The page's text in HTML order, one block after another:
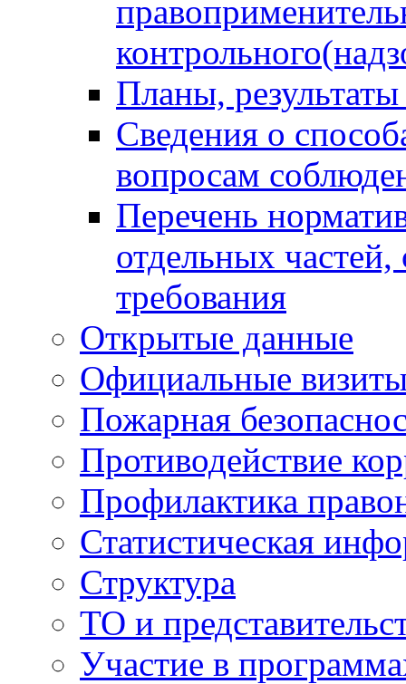
Планы,
Сведения о
вопросам
Перечень
отдельных
требования
Открытые данные
Официальные
Пожарная
Противодействие
Профилактика
Статистическая
Структура
ТО и
Участие в